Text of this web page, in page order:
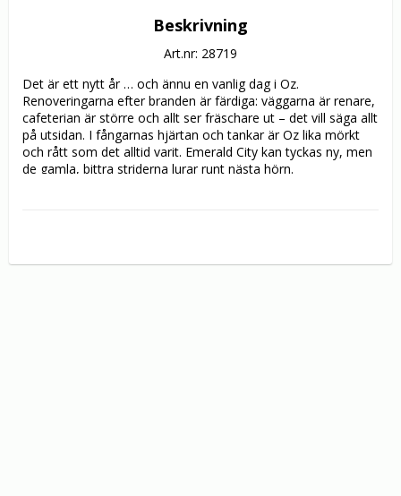
Beskrivning
Art.nr: 28719
Det är ett nytt år … och ännu en vanlig dag i Oz.
Renoveringarna efter branden är färdiga: väggarna är renare,
cafeterian är större och allt ser fräschare ut – det vill säga allt
på utsidan. I fångarnas hjärtan och tankar är Oz lika mörkt
och rått som det alltid varit. Emerald City kan tyckas ny, men
de gamla, bittra striderna lurar runt nästa hörn.